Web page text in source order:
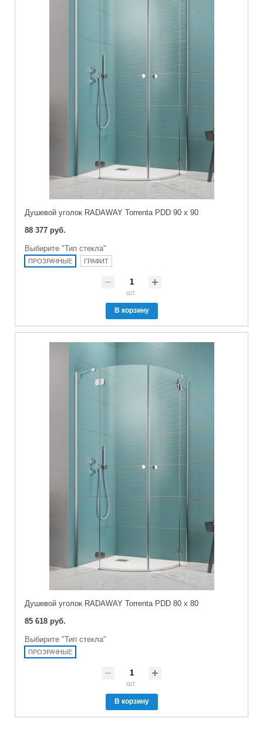
Душевой уголок RADAWAY Torrenta PDD 90 x 90
88 377 руб.
Выбирите "Тип стекла"
ПРОЗРАЧНЫЕ ГРАФИТ
шт.
В корзину
Душевой уголок RADAWAY Torrenta PDD 80 x 80
85 618 руб.
Выбирите "Тип стекла"
ПРОЗРАЧНЫЕ
шт.
В корзину